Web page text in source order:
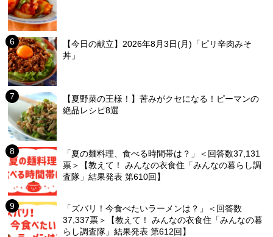
【今日の献立】2026年8月3日(月)「ピリ辛肉みそ
丼」
【夏野菜の王様！】苦みがクセになる！ピーマンの
絶品レシピ8選
「夏の麺料理、食べる時間帯は？」＜回答数37,131
票＞【教えて！ みんなの衣食住「みんなの暮らし調
査隊」結果発表 第610回】
「ズバリ！今食べたいラーメンは？」＜回答数
37,337票＞【教えて！ みんなの衣食住「みんなの暮
らし調査隊」結果発表 第612回】